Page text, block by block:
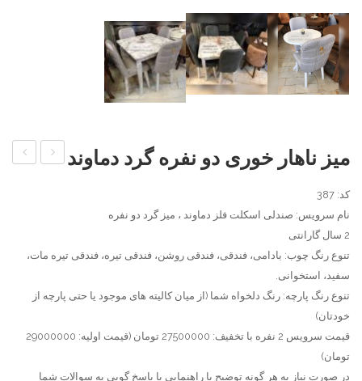
مربع
میز ناهار خوری دو نفره گرد دماوند
کد: 387
نام سرویس: صندلی اسکلت فلز دماوند ، میز گرد دو نفره
2 سال گارانتی
تنوع رنگ چوب: بادامی، فندقی، فندقی روشن، فندقی تیره، فندقی تیره مات،
سفید، استخوانی.
تنوع رنگ پارچه: رنگ دلخواه شما (از میان کالیته های موجود یا حتی پارچه از
خودتان)
قیمت سرویس 2 نفره با تخفیف: 27500000 تومان (قیمت اولیه: 29000000
تومان)
در صورت نیاز به هر گونه توضیح یا راهنمایی یا پاسخ گویی به سوالات شما